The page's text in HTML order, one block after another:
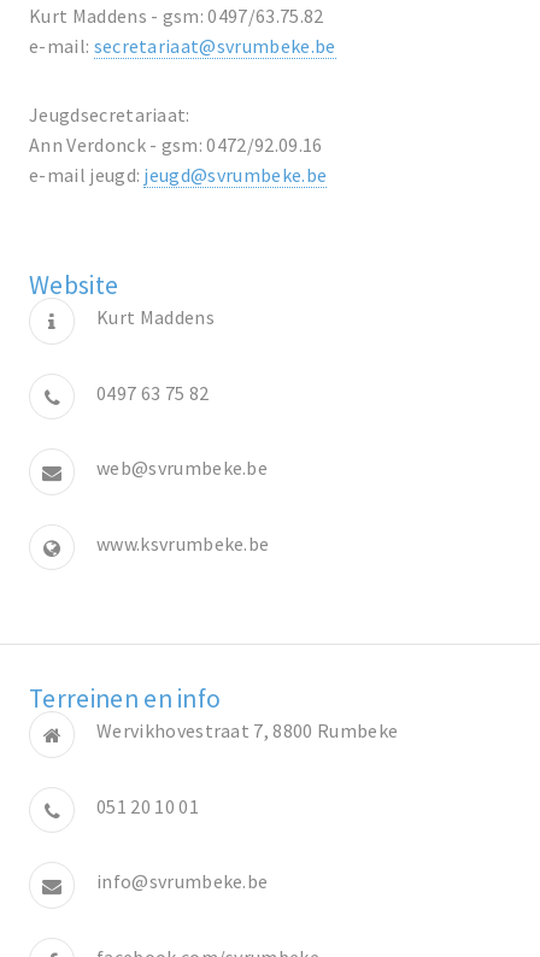
Kurt Maddens - gsm: 0497/63.75.82
e-mail: secretariaat@svrumbeke.be
Jeugdsecretariaat:
Ann Verdonck - gsm: 0472/92.09.16
e-mail jeugd: jeugd@svrumbeke.be
Website
Kurt Maddens
0497 63 75 82
web@svrumbeke.be
www.ksvrumbeke.be
Terreinen en info
Wervikhovestraat 7, 8800 Rumbeke
051 20 10 01
info@svrumbeke.be